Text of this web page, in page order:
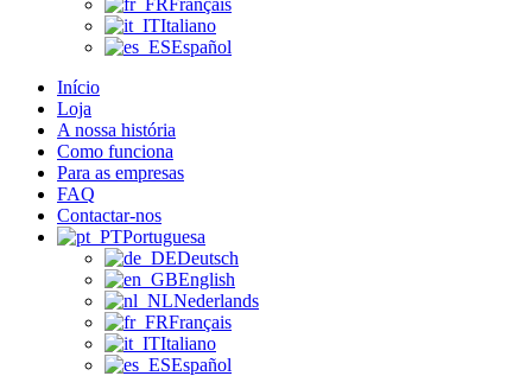
Français
Italiano
Español
Início
Loja
A nossa história
Como funciona
Para as empresas
FAQ
Contactar-nos
Portuguesa
Deutsch
English
Nederlands
Français
Italiano
Español